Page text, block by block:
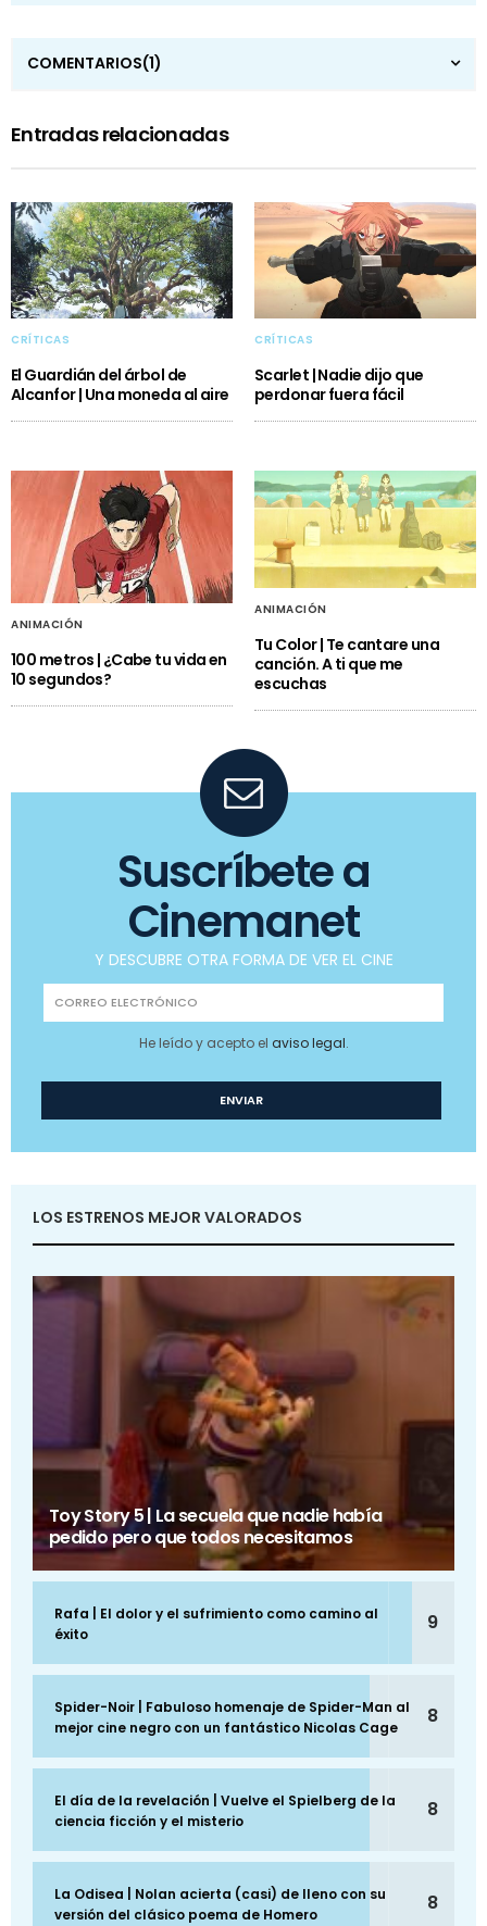
COMENTARIOS(1)
Entradas relacionadas
CRÍTICAS
El Guardián del árbol de
Alcanfor | Una moneda al aire
CRÍTICAS
Scarlet | Nadie dijo que
perdonar fuera fácil
ANIMACIÓN
100 metros | ¿Cabe tu vida en
10 segundos?
ANIMACIÓN
Tu Color | Te cantare una
canción. A ti que me
escuchas
Suscríbete a
Cinemanet
Y DESCUBRE OTRA FORMA DE VER EL CINE
He leído y acepto el aviso legal.
LOS ESTRENOS MEJOR VALORADOS
Toy Story 5 | La secuela que nadie había
pedido pero que todos necesitamos
Rafa | El dolor y el sufrimiento como camino al
éxito
9
Spider-Noir | Fabuloso homenaje de Spider-Man al
mejor cine negro con un fantástico Nicolas Cage
8
El día de la revelación | Vuelve el Spielberg de la
ciencia ficción y el misterio
8
La Odisea | Nolan acierta (casi) de lleno con su
versión del clásico poema de Homero
8